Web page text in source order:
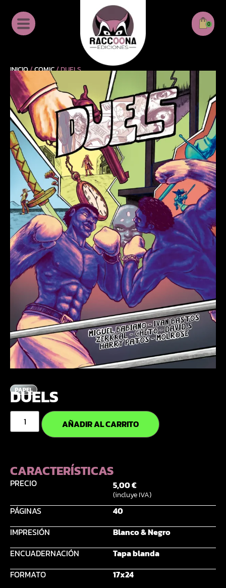
0
INICIO/COMIC/ DUELS
DUELS
AÑADIR AL CARRITO
CARACTERÍSTICAS
PRECIO 5,00€
(incluye IVA)
PÁGINAS
40
IMPRESIÓN
Blanco & Negro
ENCUADERNACIÓN
Tapa blanda
FORMATO
17x24